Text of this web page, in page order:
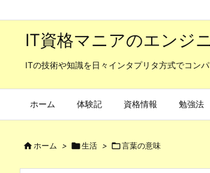
IT資格マニアのエンジ
ITの技術や知識を日々インタプリタ方式でコン
ホーム 体験記 資格情報 勉強法
ホーム > 生活 > 言葉の意味